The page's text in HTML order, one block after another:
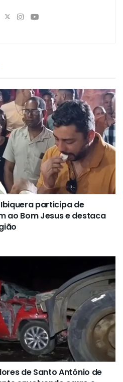
participa de
ao Bom Jesus e destaca
de Santo Antônio de